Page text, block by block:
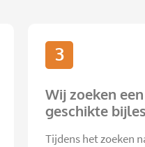
3
Wij zoeken een
geschikte
Tijdens het zoeken